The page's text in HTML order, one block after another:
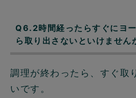
Q6.2時間経ったらすぐにヨ
ら取り出さないといけません
調理が終わったら、すぐ取
いです。